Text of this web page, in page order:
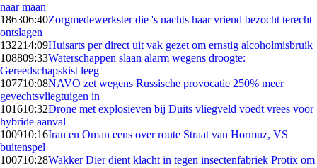
naar maan
186306:40Zorgmedewerkster die 's nachts haar vriend bezocht terecht
ontslagen
132214:09Huisarts per direct uit vak gezet om ernstig alcoholmisbruik
108809:33Waterschappen slaan alarm wegens droogte:
Gereedschapskist leeg
107710:08NAVO zet wegens Russische provocatie 250% meer
gevechtsvliegtuigen in
101610:32Drone met explosieven bij Duits vliegveld voedt vrees voor
hybride aanval
100910:16Iran en Oman eens over route Straat van Hormuz, VS
buitenspel
100710:28Wakker Dier dient klacht in tegen insectenfabriek Protix om